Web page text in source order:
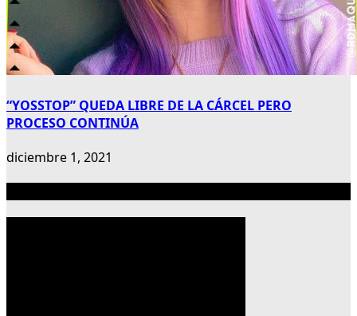
“YOSSTOP” QUEDA LIBRE DE LA CÁRCEL PERO
PROCESO CONTINÚA
diciembre 1, 2021